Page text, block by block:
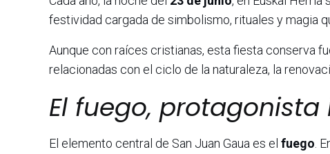
festividad cargada de simbolismo, rituales y magia
Aunque con raíces cristianas, esta fiesta conserva
relacionadas con el ciclo de la naturaleza, la
El fuego,
El elemento central de San Juan Gaua es el fuego .